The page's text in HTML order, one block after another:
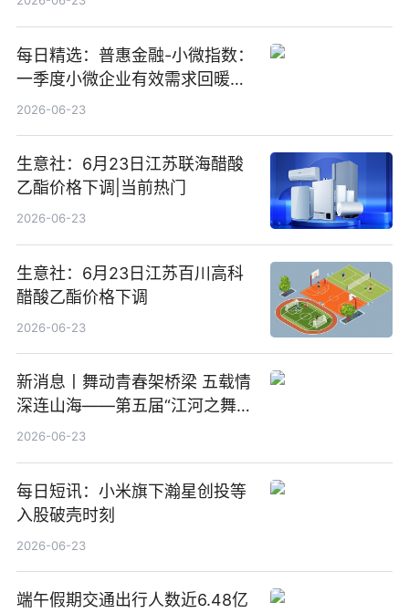
每日精选：普惠金融-小微指数：
一季度小微企业有效需求回暖，
金融服务迈向可持续发展新阶段
2026-06-23
生意社：6月23日江苏联海醋酸
乙酯价格下调|当前热门
2026-06-23
生意社：6月23日江苏百川高科
醋酸乙酯价格下调
2026-06-23
新消息丨舞动青春架桥梁 五载情
深连山海——第五届“江河之舞”
中美青少年文化交流展演在镇江
2026-06-23
每日短讯：小米旗下瀚星创投等
入股破壳时刻
2026-06-23
端午假期交通出行人数近6.48亿